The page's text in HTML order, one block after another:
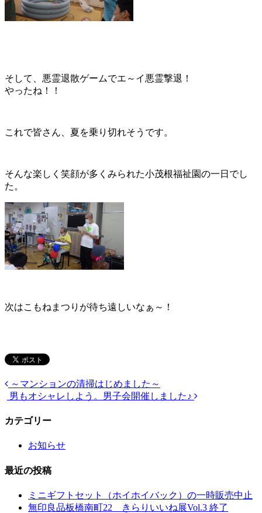
そして、悪霊退散ゲームでエ～イ悪霊撃退！
やったね！！
これで皆さん、夏を乗り切れそうです。
そんな楽しく笑顔が多くみられた小茂根福祉園の一日でし
た。
次はこもねまつりが待ち遠しいなぁ～！
～マンションの清掃はじめました～
男もオシャレしよう。男子会開催しました♪
カテゴリー
お知らせ
最近の投稿
ミニギフトセット（ホイホイバック）の一時販売中止
無印良品板橋南町22 きらりいいね展Vol.3 終了